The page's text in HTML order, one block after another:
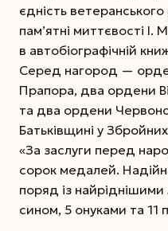
єдність
пам’ятні миттєвості
в автобіографічній
Серед нагород —
Прапора, два ордени
та два ордени
Батьківщині у
«За заслуги перед
сорок медалей.
поряд із
сином, 5 онуками та 11